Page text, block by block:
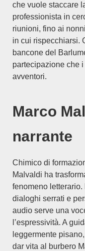
che vuole staccare
professionista in
riunioni, fino ai
in cui rispecchiarsi.
bancone del
partecipazione che
avventori.
Marco
narrante
Chimico di
Malvaldi ha
fenomeno
dialoghi serrati e
audio serve una
l’espressività. A
leggermente
dar vita al burbero